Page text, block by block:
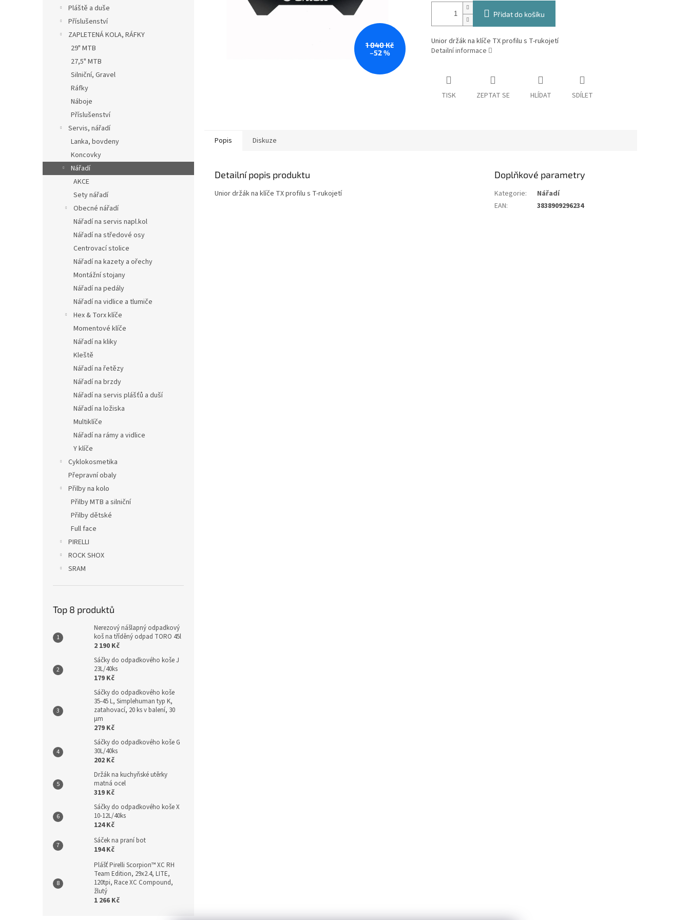
Pláště a duše
Příslušenství
ZAPLETENÁ KOLA, RÁFKY
29" MTB
27,5" MTB
Silniční, Gravel
Ráfky
Náboje
Příslušenství
Servis, nářadí
Lanka, bovdeny
Koncovky
Nářadí
AKCE
Sety nářadí
Obecné nářadí
Nářadí na servis napl.kol
Nářadí na středové osy
Centrovací stolice
Nářadí na kazety a ořechy
Montážní stojany
Nářadí na pedály
Nářadí na vidlice a tlumiče
Hex & Torx klíče
Momentové klíče
Nářadí na kliky
Kleště
Nářadí na řetězy
Nářadí na brzdy
Nářadí na servis plášťů a duší
Nářadí na ložiska
Multiklíče
Nářadí na rámy a vidlice
Y klíče
Cyklokosmetika
Přepravní obaly
Přilby na kolo
Přilby MTB a silniční
Přilby dětské
Full face
PIRELLI
ROCK SHOX
SRAM
Top 8 produktů
Nerezový nášlapný odpadkový
koš na tříděný odpad TORO 45l
2 190 Kč
Sáčky do odpadkového koše J
23L/40ks
179 Kč
Sáčky do odpadkového koše
35-45 L, Simplehuman typ K,
zatahovací, 20 ks v balení, 30
µm
279 Kč
Sáčky do odpadkového koše G
30L/40ks
202 Kč
Držák na kuchyňské utěrky
matná ocel
319 Kč
Sáčky do odpadkového koše X
10-12L/40ks
124 Kč
Sáček na praní bot
194 Kč
Plášť Pirelli Scorpion™ XC RH
Team Edition, 29x2.4, LITE,
120tpi, Race XC Compound,
žlutý
1 266 Kč
1 040 Kč
–52 %
Přidat do košíku
Unior držák na klíče TX profilu s T-rukojetí
Detailní informace
TISK ZEPTAT SE HLÍDAT SDÍLET
Popis Diskuze
Detailní popis produktu
Unior držák na klíče TX profilu s T-rukojetí
Doplňkové parametry
Kategorie:
Nářadí
EAN: 3838909296234